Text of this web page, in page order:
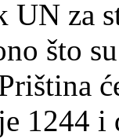
UN za
što
1244